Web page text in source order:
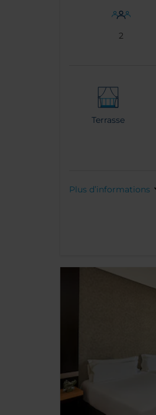
2
Terrasse
Plus d’informations